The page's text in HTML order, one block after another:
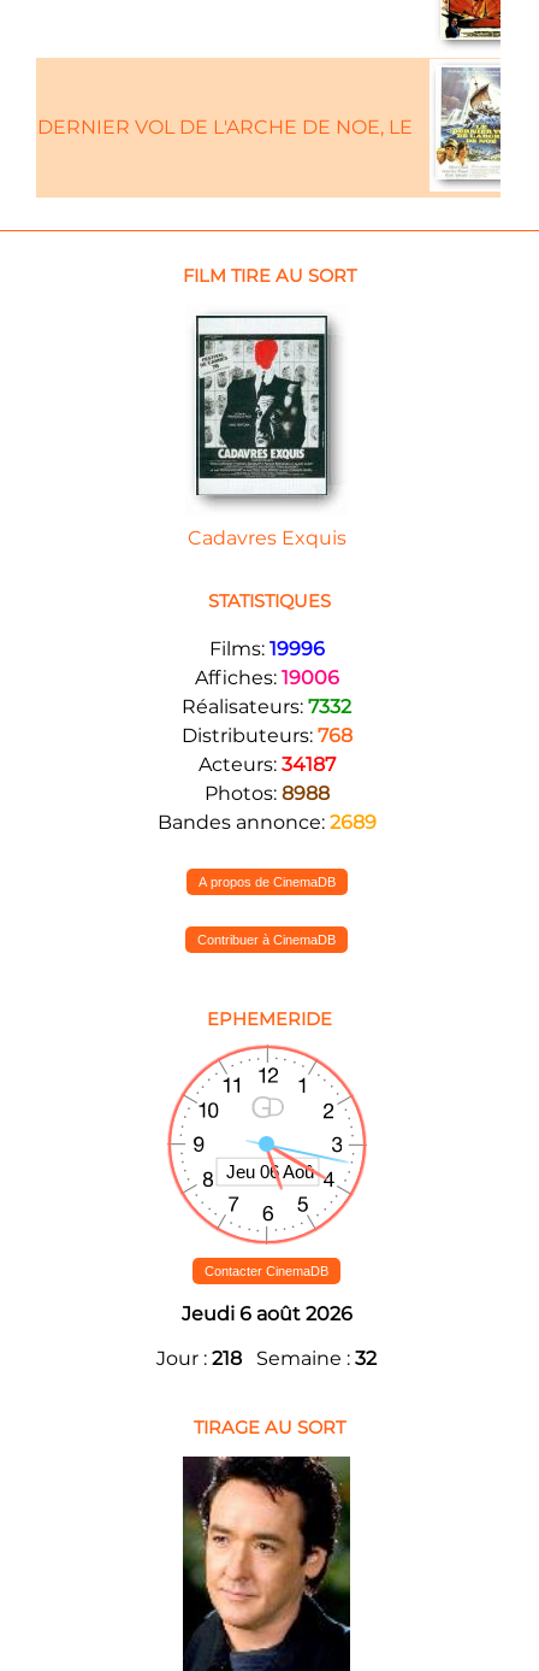
DERNIER VOL DE L'ARCHE DE NOE, LE
FILM TIRE AU SORT
Cadavres Exquis
STATISTIQUES
Films: 19996
Affiches: 19006
Réalisateurs: 7332
Distributeurs: 768
Acteurs: 34187
Photos: 8988
Bandes annonce: 2689
A propos de CinemaDB
Contribuer à CinemaDB
EPHEMERIDE
Contacter CinemaDB
Jeudi 6 août 2026
Jour : 218 Semaine : 32
TIRAGE AU SORT